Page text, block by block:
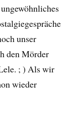
unser
den Mörder
; ) Als wir
wieder